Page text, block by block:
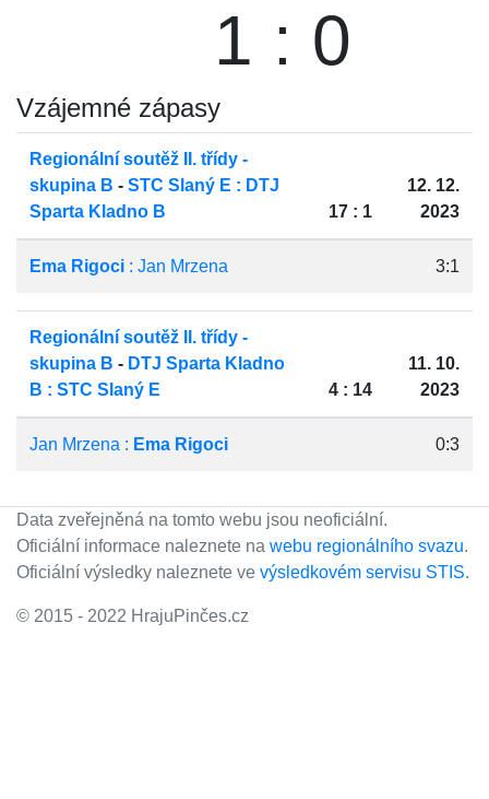
1 : 0
Vzájemné zápasy
Regionální soutěž II. třídy -
skupina B - STC Slaný E : DTJ
Sparta Kladno B
17 : 1
12. 12.
2023
Ema Rigoci : Jan Mrzena 3:1
Regionální soutěž II. třídy -
skupina B - DTJ Sparta Kladno
B : STC Slaný E
4 : 14
11. 10.
2023
Jan Mrzena : Ema Rigoci 0:3
Data zveřejněná na tomto webu jsou neoficiální.
Oficiální informace naleznete na webu regionálního svazu.
Oficiální výsledky naleznete ve výsledkovém servisu STIS.
© 2015 - 2022 HrajuPinčes.cz